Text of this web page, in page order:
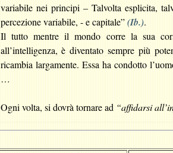
variabile nei principi – Talvolta esplicita,
percezione variabile, - e capitale”(Ib.).
Il tutto mentre il mondo corre la sua
all’intelligenza, è diventato sempre più
ricambia largamente. Essa ha condotto
…
Ogni volta, si dovrà tornare ad “affidarsi all